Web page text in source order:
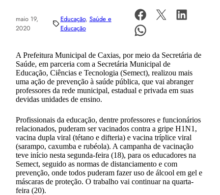
maio 19,
2020
Educação, Saúde e
Educação
A Prefeitura Municipal de Caxias, por meio da Secretária de
Saúde, em parceria com a Secretária Municipal de
Educação, Ciências e Tecnologia (Semect), realizou mais
uma ação de prevenção à saúde pública, que vai abranger
professores da rede municipal, estadual e privada em suas
devidas unidades de ensino.
Profissionais da educação, dentre professores e funcionários
relacionados, puderam ser vacinados contra a gripe H1N1,
vacina dupla viral (tétano e difteria) e vacina tríplice viral
(sarampo, caxumba e rubéola). A campanha de vacinação
teve início nesta segunda-feira (18), para os educadores na
Semect, seguido as normas de distanciamento e com
prevenção, onde todos puderam fazer uso de álcool em gel e
máscaras de proteção. O trabalho vai continuar na quarta-
feira (20).